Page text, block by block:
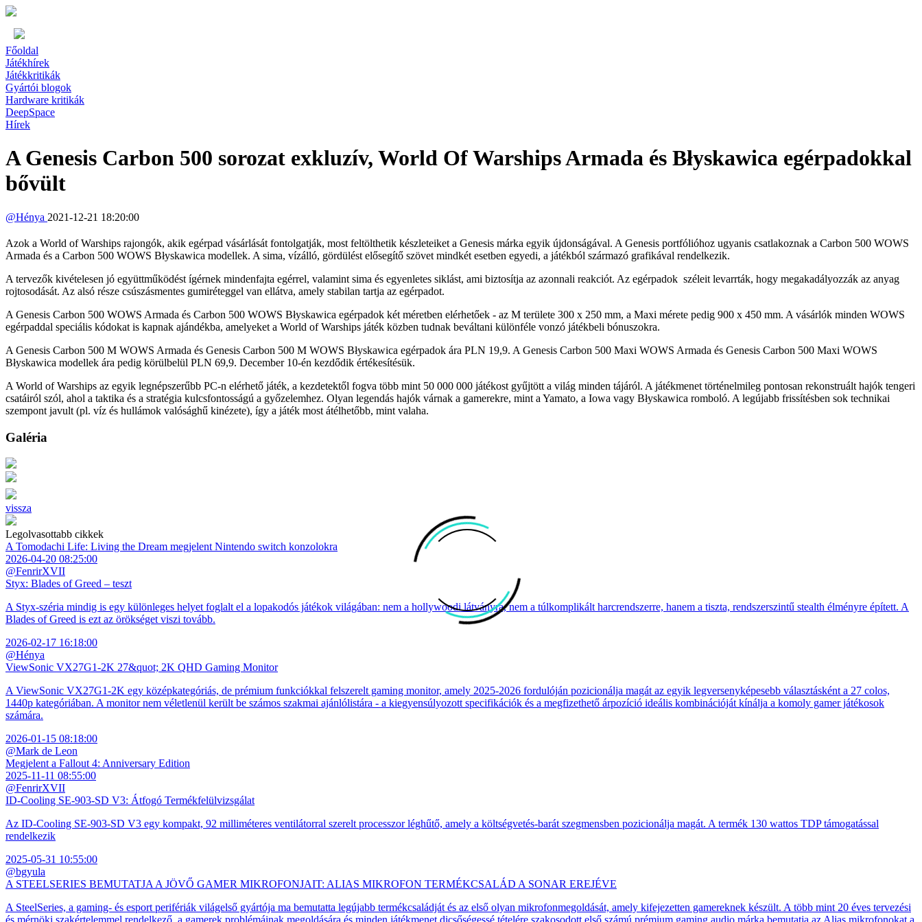
Főoldal
Játékhírek
Játékkritikák
Gyártói blogok
Hardware kritikák
DeepSpace
Hírek
A Genesis Carbon 500 sorozat exkluzív, World Of Warships Armada és Błyskawica egérpadokkal
bővült
@Hénya 2021-12-21 18:20:00
Azok a World of Warships rajongók, akik egérpad vásárlását fontolgatják, most feltölthetik készleteiket a Genesis márka egyik újdonságával. A Genesis portfólióhoz ugyanis csatlakoznak a Carbon 500 WOWS
Armada és a Carbon 500 WOWS Błyskawica modellek. A sima, vízálló, gördülést elősegítő szövet mindkét esetben egyedi, a játékból származó grafikával rendelkezik.
A tervezők kivételesen jó együttműködést ígérnek mindenfajta egérrel, valamint sima és egyenletes siklást, ami biztosítja az azonnali reakciót. Az egérpadok széleit levarrták, hogy megakadályozzák az anyag
rojtosodását. Az alsó része csúszásmentes gumiréteggel van ellátva, amely stabilan tartja az egérpadot.
A Genesis Carbon 500 WOWS Armada és Carbon 500 WOWS Błyskawica egérpadok két méretben elérhetőek - az M területe 300 x 250 mm, a Maxi mérete pedig 900 x 450 mm. A vásárlók minden WOWS
egérpaddal speciális kódokat is kapnak ajándékba, amelyeket a World of Warships játék közben tudnak beváltani különféle vonzó játékbeli bónuszokra.
A Genesis Carbon 500 M WOWS Armada és Genesis Carbon 500 M WOWS Błyskawica egérpadok ára PLN 19,9. A Genesis Carbon 500 Maxi WOWS Armada és Genesis Carbon 500 Maxi WOWS
Błyskawica modellek ára pedig körülbelül PLN 69,9. December 10-én kezdődik értékesítésük.
A World of Warships az egyik legnépszerűbb PC-n elérhető játék, a kezdetektől fogva több mint 50 000 000 játékost gyűjtött a világ minden tájáról. A játékmenet történelmileg pontosan rekonstruált hajók tengeri
csatáiról szól, ahol a taktika és a stratégia kulcsfontosságú a győzelemhez. Olyan legendás hajók várnak a gamerekre, mint a Yamato, a Iowa vagy Błyskawica romboló. A legújabb frissítésben sok technikai
szempont javult (pl. víz és hullámok valósághű kinézete), így a játék most átélhetőbb, mint valaha.
Galéria
vissza
Legolvasottabb cikkek
A Tomodachi Life: Living the Dream megjelent Nintendo switch konzolokra
2026-04-20 08:25:00
@FenrirXVII
Styx: Blades of Greed – teszt
A Styx-széria mindig is egy különleges helyet foglalt el a lopakodós játékok világában: nem a hollywoodi látványra, nem a túlkomplikált harcrendszerre, hanem a tiszta, rendszerszintű stealth élményre épített. A
Blades of Greed is ezt az örökséget viszi tovább.
2026-02-17 16:18:00
@Hénya
ViewSonic VX27G1-2K 27&quot; 2K QHD Gaming Monitor
A ViewSonic VX27G1-2K egy középkategóriás, de prémium funkciókkal felszerelt gaming monitor, amely 2025-2026 fordulóján pozicionálja magát az egyik legversenyképesebb választásként a 27 colos,
1440p kategóriában. A monitor nem véletlenül került be számos szakmai ajánlólistára - a kiegyensúlyozott specifikációk és a megfizethető árpozíció ideális kombinációját kínálja a komoly gamer játékosok
számára.
2026-01-15 08:18:00
@Mark de Leon
Megjelent a Fallout 4: Anniversary Edition
2025-11-11 08:55:00
@FenrirXVII
ID-Cooling SE-903-SD V3: Átfogó Termékfelülvizsgálat
Az ID-Cooling SE-903-SD V3 egy kompakt, 92 milliméteres ventilátorral szerelt processzor léghűtő, amely a költségvetés-barát szegmensben pozicionálja magát. A termék 130 wattos TDP támogatással
rendelkezik
2025-05-31 10:55:00
@bgyula
A STEELSERIES BEMUTATJA A JÖVŐ GAMER MIKROFONJAIT: ALIAS MIKROFON TERMÉKCSALÁD A SONAR EREJÉVE
A SteelSeries, a gaming- és esport perifériák világelső gyártója ma bemutatta legújabb termékcsaládját és az első olyan mikrofonmegoldását, amely kifejezetten gamereknek készült. A több mint 20 éves tervezési